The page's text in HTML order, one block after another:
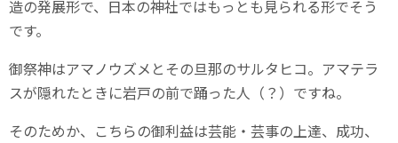
造の発展形で、日本の神社ではもっとも見られる形でそう
です。
御祭神はアマノウズメとその旦那のサルタヒコ。アマテラ
スが隠れたときに岩戸の前で踊った人（？）ですね。
そのためか、こちらの御利益は芸能・芸事の上達、成功、